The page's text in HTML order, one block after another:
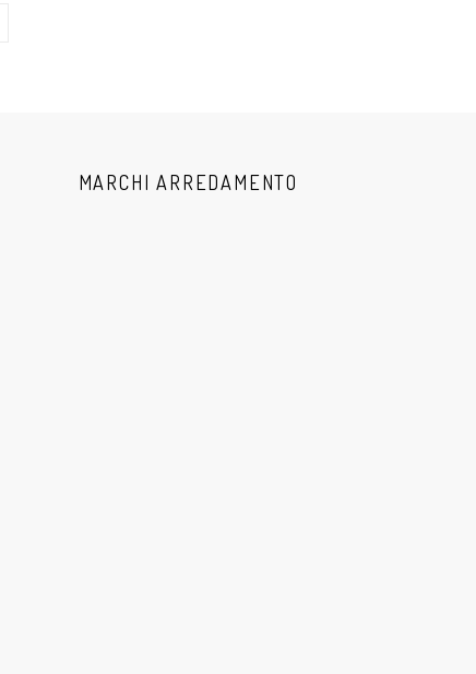
MARCHI ARREDAMENTO